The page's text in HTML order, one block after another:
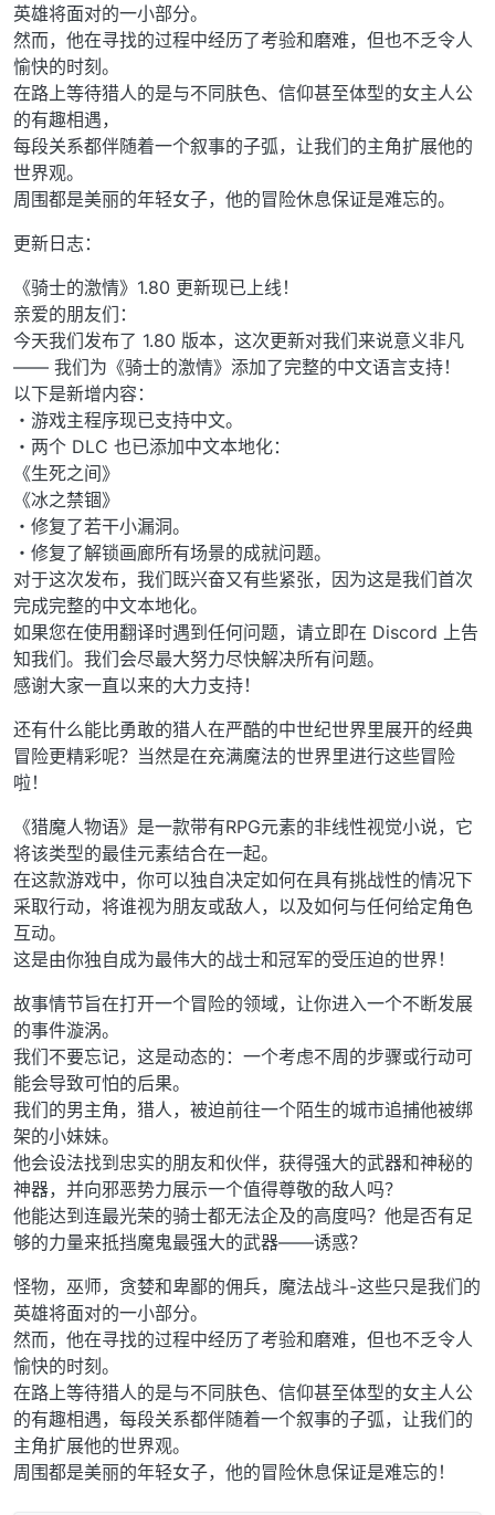
英雄将面对的一小部分。
然而，他在寻找的过程中经历了考验和磨难，但也不乏令人
愉快的时刻。
在路上等待猎人的是与不同肤色、信仰甚至体型的女主人公
的有趣相遇，
每段关系都伴随着一个叙事的子弧，让我们的主角扩展他的
世界观。
周围都是美丽的年轻女子，他的冒险休息保证是难忘的。
更新日志：
《骑士的激情》1.80 更新现已上线！
亲爱的朋友们：
今天我们发布了 1.80 版本，这次更新对我们来说意义非凡
—— 我们为《骑士的激情》添加了完整的中文语言支持！
以下是新增内容：
・游戏主程序现已支持中文。
・两个 DLC 也已添加中文本地化：
《生死之间》
《冰之禁锢》
・修复了若干小漏洞。
・修复了解锁画廊所有场景的成就问题。
对于这次发布，我们既兴奋又有些紧张，因为这是我们首次
完成完整的中文本地化。
如果您在使用翻译时遇到任何问题，请立即在 Discord 上告
知我们。我们会尽最大努力尽快解决所有问题。
感谢大家一直以来的大力支持！
还有什么能比勇敢的猎人在严酷的中世纪世界里展开的经典
冒险更精彩呢？当然是在充满魔法的世界里进行这些冒险
啦！
《猎魔人物语》是一款带有RPG元素的非线性视觉小说，它
将该类型的最佳元素结合在一起。
在这款游戏中，你可以独自决定如何在具有挑战性的情况下
采取行动，将谁视为朋友或敌人，以及如何与任何给定角色
互动。
这是由你独自成为最伟大的战士和冠军的受压迫的世界！
故事情节旨在打开一个冒险的领域，让你进入一个不断发展
的事件漩涡。
我们不要忘记，这是动态的：一个考虑不周的步骤或行动可
能会导致可怕的后果。
我们的男主角，猎人，被迫前往一个陌生的城市追捕他被绑
架的小妹妹。
他会设法找到忠实的朋友和伙伴，获得强大的武器和神秘的
神器，并向邪恶势力展示一个值得尊敬的敌人吗？
他能达到连最光荣的骑士都无法企及的高度吗？他是否有足
够的力量来抵挡魔鬼最强大的武器——诱惑？
怪物，巫师，贪婪和卑鄙的佣兵，魔法战斗-这些只是我们的
英雄将面对的一小部分。
然而，他在寻找的过程中经历了考验和磨难，但也不乏令人
愉快的时刻。
在路上等待猎人的是与不同肤色、信仰甚至体型的女主人公
的有趣相遇，每段关系都伴随着一个叙事的子弧，让我们的
主角扩展他的世界观。
周围都是美丽的年轻女子，他的冒险休息保证是难忘的！